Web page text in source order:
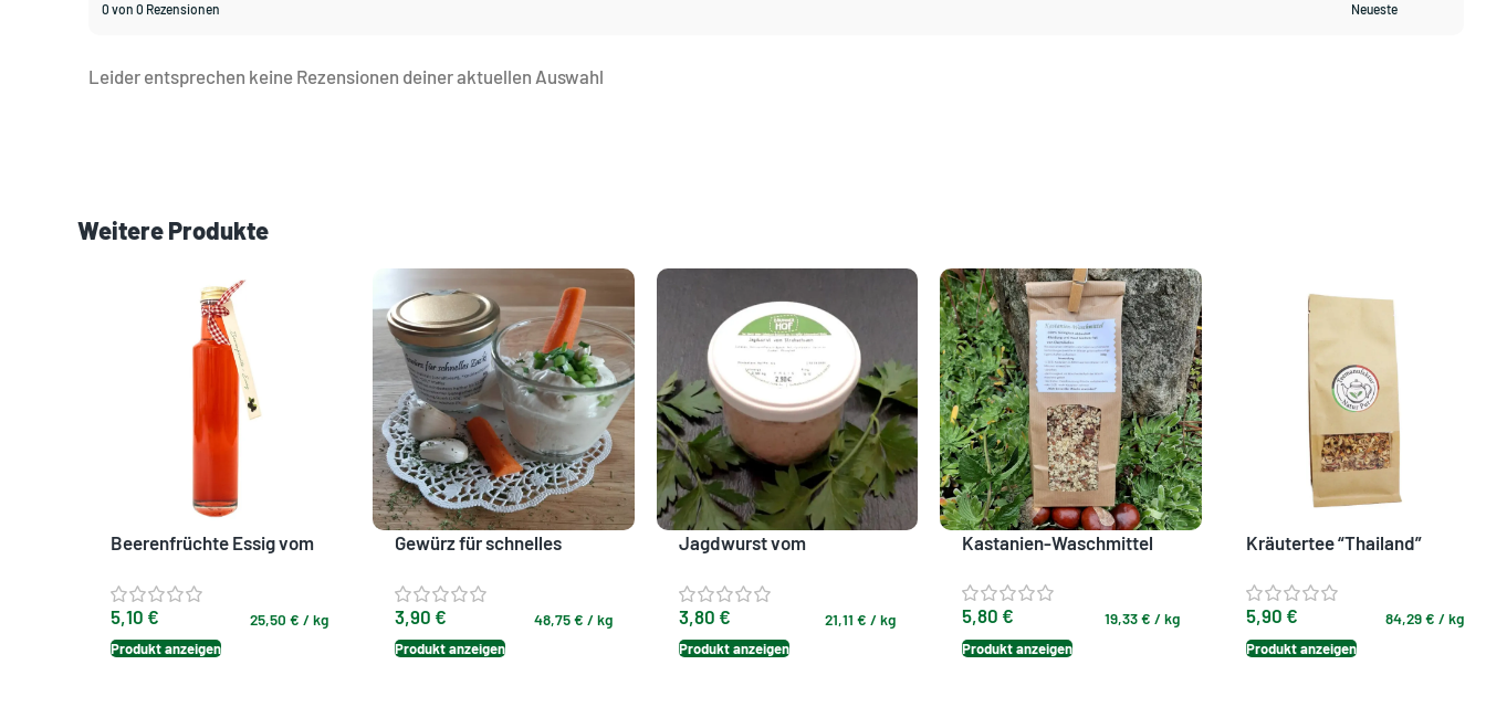
0 von 0 Rezensionen
Leider entsprechen keine Rezensionen deiner aktuellen Auswahl
Weitere Produkte
Beerenfrüchte Essig vom
5,10 € 25,50 € /kg
Produkt anzeigen
Gewürz für schnelles
3,90 € 48,75€ /kg
Produkt anzeigen
Jagdwurst vom
3,80 € 21,11€ /kg
Produkt anzeigen
Kastanien-Waschmittel
5,80 € 19,33€ /kg
Produkt anzeigen
Kräutertee “Thailand”
5,90 € 84,29€ /kg
Produkt anzeigen